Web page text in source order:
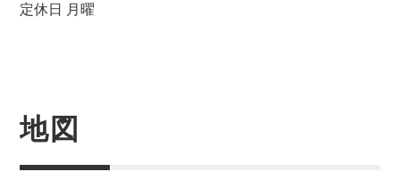
定休日 月曜
地図